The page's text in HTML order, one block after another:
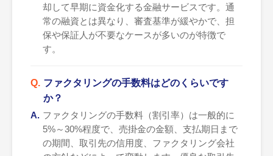
却して早期に資金化する金融サービスです。通
常の融資とは異なり、審査基準が緩やかで、担
保や保証人が不要なケースが多いのが特徴で
す。
ファクタリングの手数料はどのくらいです
か？
ファクタリングの手数料（割引率）は一般的に
5%～30%程度で、売掛金の金額、支払期日まで
の期間、取引先の信用度、ファクタリング会社